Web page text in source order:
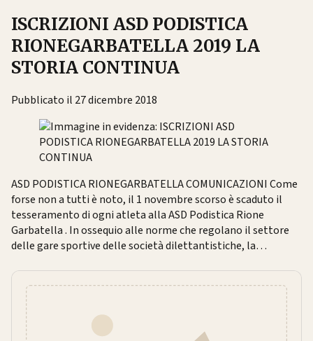
ISCRIZIONI ASD PODISTICA
RIONEGARBATELLA 2019 LA
STORIA CONTINUA
Pubblicato il 27 dicembre 2018
ASD PODISTICA RIONEGARBATELLA COMUNICAZIONI Come
forse non a tutti è noto, il 1 novembre scorso è scaduto il
tesseramento di ogni atleta alla ASD Podistica Rione
Garbatella . In ossequio alle norme che regolano il settore
delle gare sportive delle società dilettantistiche, la…